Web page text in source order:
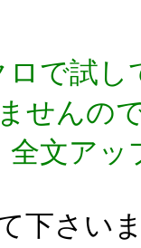
で試し
せんの
全文アッ
下さい